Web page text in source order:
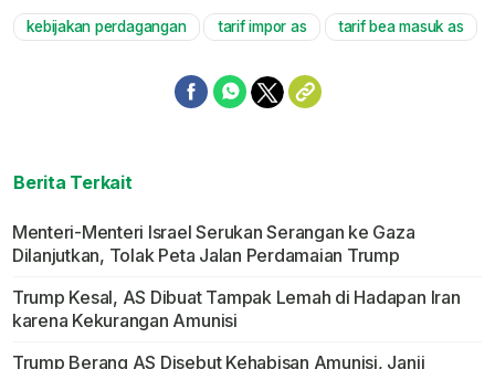
kebijakan perdagangan tarif impor as tarif bea masuk as
Berita Terkait
Menteri-Menteri Israel Serukan Serangan ke Gaza
Dilanjutkan, Tolak Peta Jalan Perdamaian Trump
Trump Kesal, AS Dibuat Tampak Lemah di Hadapan Iran
karena Kekurangan Amunisi
Trump Berang AS Disebut Kehabisan Amunisi, Janji